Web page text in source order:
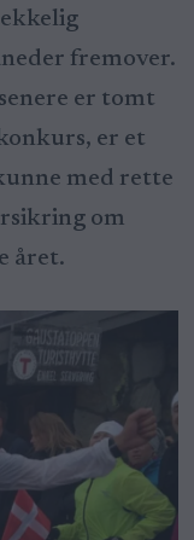
fremover.
er tomt
er et
med rette
om
året.